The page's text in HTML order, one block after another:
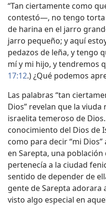
“Tan ciertamente como
contestó—, no tengo
de harina en el jarro
jarro pequeño; y aquí
pedazos de leña, y tengo
mí y mi hijo, y tendremos
17:12.) ¿Qué podemos
Las palabras “tan
Dios” revelan que la
israelita temeroso de
conocimiento del Dios de
como para decir “mi Dios”
en Sarepta, una población
pertenecía a la ciudad
sentido de depender de
gente de Sarepta adorara
visto algo especial en